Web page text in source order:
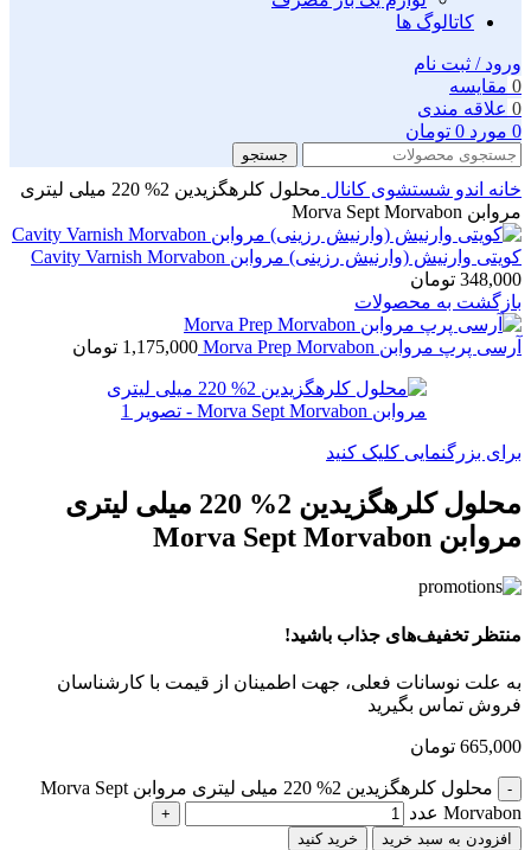
کاتالوگ ها
ورود / ثبت نام
0 مقايسه
0 علاقه مندی
0 مورد 0 تومان
جستجو
خانه اندو شستشوی کانال
محلول کلرهگزیدین 2% 220 میلی لیتری
مروابن Morva Sept Morvabon
کویتی وارنیش (وارنیش رزینی) مروابن Cavity Varnish Morvabon
348,000 تومان
بازگشت به محصولات
آرسی پرپ مروابن Morva Prep Morvabon 1,175,000 تومان
برای بزرگنمایی کلیک کنید
محلول کلرهگزیدین 2% 220 میلی لیتری
مروابن Morva Sept Morvabon
منتظر تخفیف‌های جذاب باشید!
به علت نوسانات فعلی، جهت اطمینان از قیمت با کارشناسان
فروش تماس بگیرید
665,000 تومان
محلول کلرهگزیدین 2% 220 میلی لیتری مروابن Morva Sept
Morvabon عدد
افزودن به سبد خرید خرید کنید